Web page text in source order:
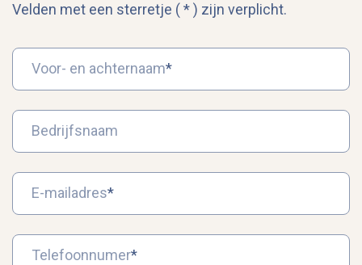
Call me back by fax
Velden met een sterretje (*) zijn verplicht.
Voor- en achternaam*
Bedrijfsnaam
E-mailadres*
Telefoonnumer*